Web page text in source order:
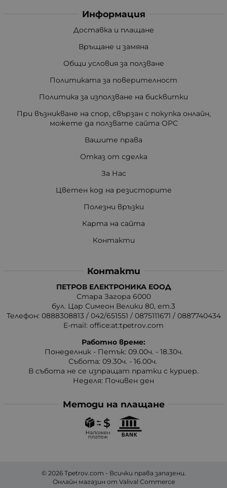
Информация
Доставка и плащане
Връщане и замяна
Общи условия за ползване
Политиката за поверителност
Политика за използване на бисквитки
При възникване на спор, свързан с покупка онлайн,
можете да ползвате сайта ОРС
Вашите права
Отказ от сделка
За Нас
Цветен код на резисторите
Полезни връзки
Карта на сайта
Контакти
Контакти
ПЕТРОВ ЕЛЕКТРОНИКА ЕООД
Стара Загора 6000
бул. Цар Симеон Велики 80, ет.3
Телефон: 0888308813 / 042/651551 / 0875111671 / 0887740434
E-mail: office:at:tpetrov.com
Работно време:
Понеделник - Петък: 09.00ч. - 18.30ч.
Събота: 09.30ч. - 16.00ч.
В събота не се изпращат пратки с куриер.
Неделя: Почивен ден
Методи на плащане
© 2026 Tpetrov.com - Всички права запазени.
Онлайн магазин от Valival Commerce